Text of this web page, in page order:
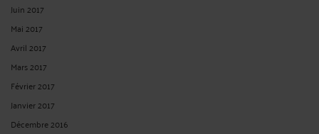
Juin 2017
Mai 2017
Avril 2017
Mars 2017
Février 2017
Janvier 2017
Décembre 2016